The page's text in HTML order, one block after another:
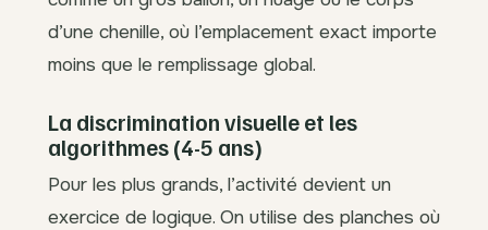
d’une chenille, où l’emplacement exact importe
moins que le remplissage global.
La discrimination visuelle et les
algorithmes (4-5 ans)
Pour les plus grands, l’activité devient un
exercice de logique. On utilise des planches où